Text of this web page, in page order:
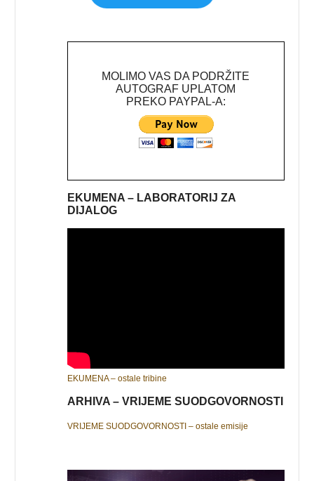
MOLIMO VAS DA PODRŽITE
AUTOGRAF UPLATOM
PREKO PAYPAL-A:
EKUMENA – LABORATORIJ ZA
DIJALOG
EKUMENA – ostale tribine
ARHIVA – VRIJEME SUODGOVORNOSTI
VRIJEME SUODGOVORNOSTI – ostale emisije